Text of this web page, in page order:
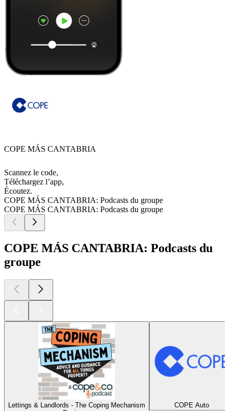
COPE MÁS CANTABRIA
Scannez le code,
Téléchargez l’app,
Écoutez.
COPE MÁS CANTABRIA: Podcasts du groupe
COPE MÁS CANTABRIA: Podcasts du groupe
COPE MÁS CANTABRIA: Podcasts du
groupe
Lettings & Landlords - The Coping Mechanism
COPE Auto